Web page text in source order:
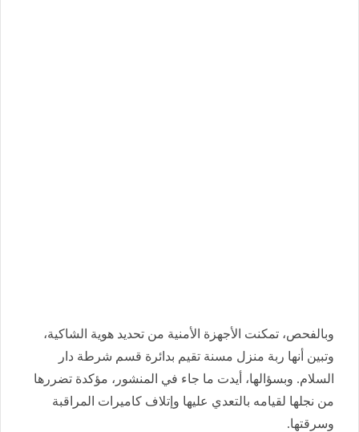
وبالفحص، تمكنت الأجهزة الأمنية من تحديد هوية الشاكية،
وتبين أنها ربة منزل مسنة تقيم بدائرة قسم شرطة دار
السلام. وبسؤالها، أيدت ما جاء في المنشور، مؤكدة تضررها
من نجلها لقيامه بالتعدي عليها وإتلاف كاميرات المراقبة
وسرقتها.